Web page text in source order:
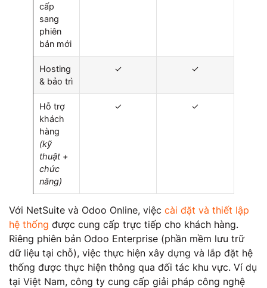
cấp
sang
phiên
bản mới
Hosting
& bảo trì
✓ ✓
Hỗ trợ
khách
hàng
(kỹ
thuật +
chức
năng)
✓ ✓
Với NetSuite và Odoo Online, việc cài đặt và thiết lập
hệ thống được cung cấp trực tiếp cho khách hàng.
Riêng phiên bản Odoo Enterprise (phần mềm lưu trữ
dữ liệu tại chỗ), việc thực hiện xây dựng và lắp đặt hệ
thống được thực hiện thông qua đối tác khu vực. Ví dụ
tại Việt Nam, công ty cung cấp giải pháp công nghệ